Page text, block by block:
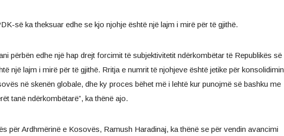
së ka theksuar edhe se kjo njohje është një lajm i mirë për të gjithë.
përbën edhe një hap drejt forcimit të subjektivitetit ndërkombëtar të Republikës së
një lajm i mirë për të gjithë. Rritja e numrit të njohjeve është jetike për konsolidimin
në skenën globale, dhe ky proces bëhet më i lehtë kur punojmë së bashku me
tanë ndërkombëtarë”, ka thënë ajo.
për Ardhmërinë e Kosovës, Ramush Haradinaj, ka thënë se për vendin avancimi